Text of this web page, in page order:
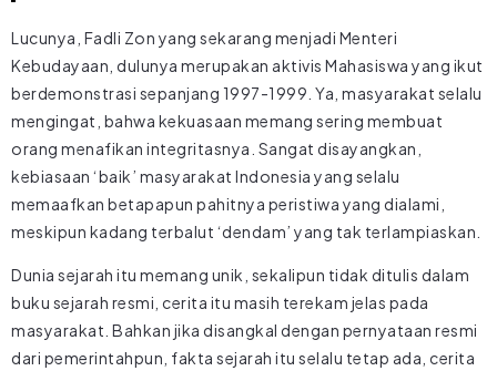
Lucunya, Fadli Zon yang sekarang menjadi Menteri
Kebudayaan, dulunya merupakan aktivis Mahasiswa yang ikut
berdemonstrasi sepanjang 1997-1999. Ya, masyarakat selalu
mengingat, bahwa kekuasaan memang sering membuat
orang menafikan integritasnya. Sangat disayangkan,
kebiasaan ‘baik’ masyarakat Indonesia yang selalu
memaafkan betapapun pahitnya peristiwa yang dialami,
meskipun kadang terbalut ‘dendam’ yang tak terlampiaskan.
Dunia sejarah itu memang unik, sekalipun tidak ditulis dalam
buku sejarah resmi, cerita itu masih terekam jelas pada
masyarakat. Bahkan jika disangkal dengan pernyataan resmi
dari pemerintahpun, fakta sejarah itu selalu tetap ada, cerita